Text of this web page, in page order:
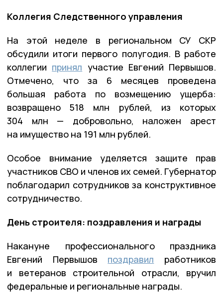
Коллегия Следственного управления
На этой неделе в региональном СУ СКР
обсудили итоги первого полугодия. В работе
коллегии принял участие Евгений Первышов.
Отмечено, что за 6 месяцев проведена
большая работа по возмещению ущерба:
возвращено 518 млн рублей, из которых
304 млн — добровольно, наложен арест
на имущество на 191 млн рублей.
Особое внимание уделяется защите прав
участников СВО и членов их семей. Губернатор
поблагодарил сотрудников за конструктивное
сотрудничество.
День строителя: поздравления и награды
Накануне профессионального праздника
Евгений Первышов поздравил работников
и ветеранов строительной отрасли, вручил
федеральные и региональные награды.